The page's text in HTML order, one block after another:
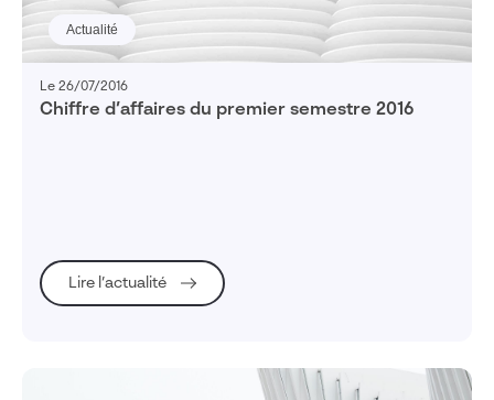
Actualité
Le 26/07/2016
Chiffre d’affaires du premier semestre 2016
Lire l’actualité